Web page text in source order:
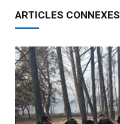
ARTICLES CONNEXES